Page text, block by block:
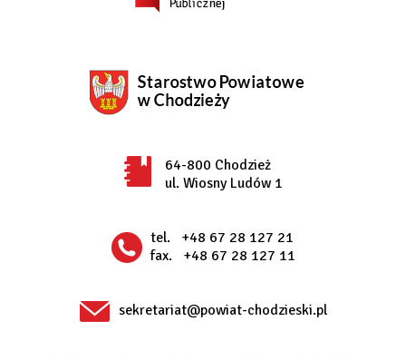
64-800 Chodzież
ul. Wiosny Ludów 1
tel.
+48 67 28 127 21
fax.
+48 67 28 127 11
sekretariat@powiat-chodzieski.pl